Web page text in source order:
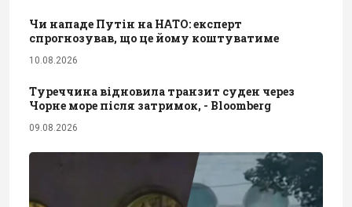
Чи нападе Путін на НАТО: експерт
спрогнозував, що це йому коштуватиме
10.08.2026
Туреччина відновила транзит суден через
Чорне море після затримок, - Bloomberg
09.08.2026